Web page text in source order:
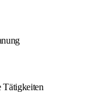
Tätigkeiten